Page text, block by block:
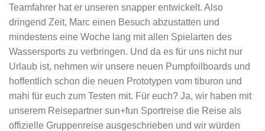
Teamfahrer hat er unseren snapper entwickelt. Also
dringend Zeit, Marc einen Besuch abzustatten und
mindestens eine Woche lang mit allen Spielarten des
Wassersports zu verbringen. Und da es für uns nicht nur
Urlaub ist, nehmen wir unsere neuen Pumpfoilboards und
hoffentlich schon die neuen Prototypen vom tiburon und
mahi für euch zum Testen mit. Für euch? Ja, wir haben mit
unserem Reisepartner sun+fun Sportreise die Reise als
offizielle Gruppenreise ausgeschrieben und wir würden